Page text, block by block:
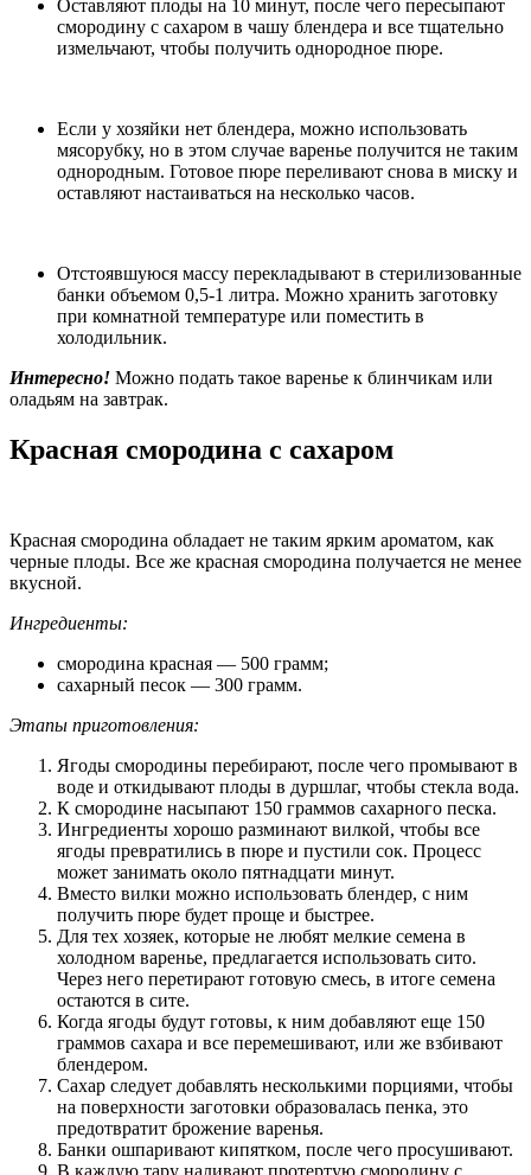
Оставляют плоды на 10 минут, после чего пересыпают
смородину с сахаром в чашу блендера и все тщательно
измельчают, чтобы получить однородное пюре.
Если у хозяйки нет блендера, можно использовать
мясорубку, но в этом случае варенье получится не таким
однородным. Готовое пюре переливают снова в миску и
оставляют настаиваться на несколько часов.
Отстоявшуюся массу перекладывают в стерилизованные
банки объемом 0,5-1 литра. Можно хранить заготовку
при комнатной температуре или поместить в
холодильник.
Интересно! Можно подать такое варенье к блинчикам или
оладьям на завтрак.
Красная смородина с сахаром
Красная смородина обладает не таким ярким ароматом, как
черные плоды. Все же красная смородина получается не менее
вкусной.
Ингредиенты:
смородина красная — 500 грамм;
сахарный песок — 300 грамм.
Этапы приготовления:
Ягоды смородины перебирают, после чего промывают в
воде и откидывают плоды в дуршлаг, чтобы стекла вода.
К смородине насыпают 150 граммов сахарного песка.
Ингредиенты хорошо разминают вилкой, чтобы все
ягоды превратились в пюре и пустили сок. Процесс
может занимать около пятнадцати минут.
Вместо вилки можно использовать блендер, с ним
получить пюре будет проще и быстрее.
Для тех хозяек, которые не любят мелкие семена в
холодном варенье, предлагается использовать сито.
Через него перетирают готовую смесь, в итоге семена
остаются в сите.
Когда ягоды будут готовы, к ним добавляют еще 150
граммов сахара и все перемешивают, или же взбивают
блендером.
Сахар следует добавлять несколькими порциями, чтобы
на поверхности заготовки образовалась пенка, это
предотвратит брожение варенья.
Банки ошпаривают кипятком, после чего просушивают.
В каждую тару наливают протертую смородину с